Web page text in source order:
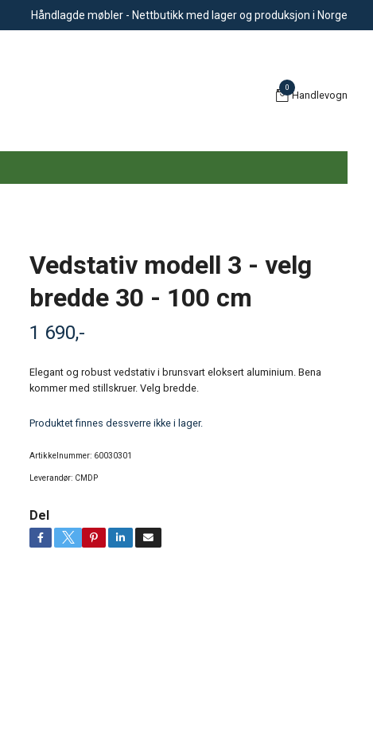
Håndlagde møbler - Nettbutikk med lager og produksjon i Norge
0
Handlevogn
Vedstativ modell 3 - velg
bredde 30 - 100 cm
1 690,-
Elegant og robust vedstativ i brunsvart eloksert aluminium. Bena
kommer med stillskruer. Velg bredde.
Produktet finnes dessverre ikke i lager.
Artikkelnummer: 60030301
Leverandør: CMDP
Del